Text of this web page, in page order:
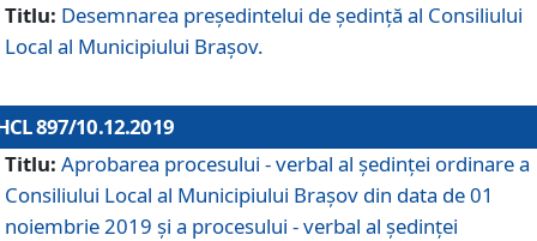
Titlu: Desemnarea preşedintelui de şedinţă al Consiliului
Local al Municipiului Braşov.
897/10.12.2019
Titlu: Aprobarea procesului - verbal al şedinţei ordinare a
Consiliului Local al Municipiului Brașov din data de 01
noiembrie 2019 și a procesului - verbal al ședinței